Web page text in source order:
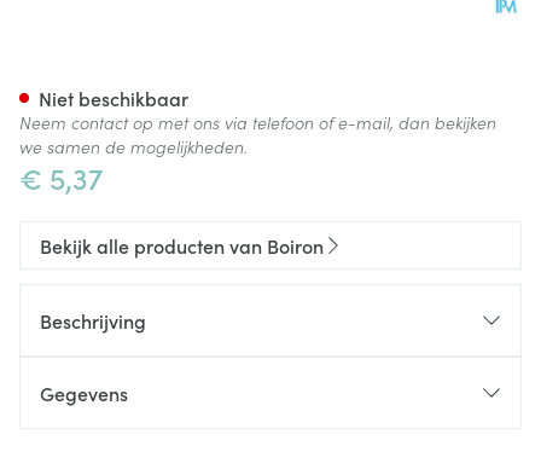
€ 5,37
Niet beschikbaar
Neem contact op met ons via telefoon of e-mail, dan bekijken
we samen de mogelijkheden.
Bekijk alle producten van Boiron
Beschrijving
Gegevens